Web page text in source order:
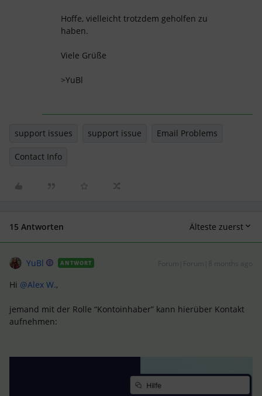
Hoffe, vielleicht trotzdem geholfen zu
haben.
Viele Grüße
>YuBl
support issues support issue Email Problems
Contact Info
15 Antworten Älteste zuerst
YuBl ANTWORT
Hi ​ @Alex W.,
jemand mit der Rolle “Kontoinhaber” kann hierüber Kontakt
aufnehmen: